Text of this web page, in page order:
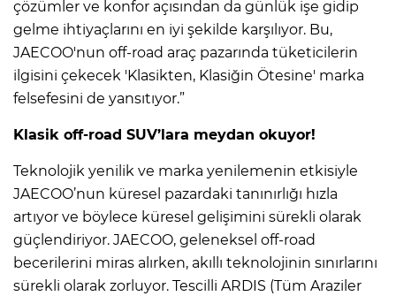
çözümler ve konfor açısından da günlük işe gidip
gelme ihtiyaçlarını en iyi şekilde karşılıyor. Bu,
JAECOO'nun off-road araç pazarında tüketicilerin
ilgisini çekecek 'Klasikten, Klasiğin Ötesine' marka
felsefesini de yansıtıyor.”
Klasik off-road SUV’lara meydan okuyor!
Teknolojik yenilik ve marka yenilemenin etkisiyle
JAECOO’nun küresel pazardaki tanınırlığı hızla
artıyor ve böylece küresel gelişimini sürekli olarak
güçlendiriyor. JAECOO, geleneksel off-road
becerilerini miras alırken, akıllı teknolojinin sınırlarını
sürekli olarak zorluyor. Tescilli ARDIS (Tüm Araziler